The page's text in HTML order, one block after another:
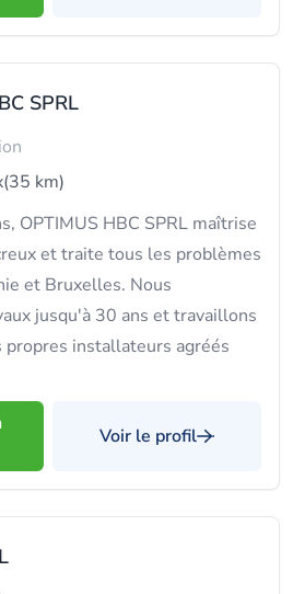
SPRL
(35 km)
OPTIMUS HBC SPRL maîtrise
et traite tous les problèmes
et Bruxelles. Nous
jusqu'à 30 ans et travaillons
propres installateurs agréés
Voir le profil